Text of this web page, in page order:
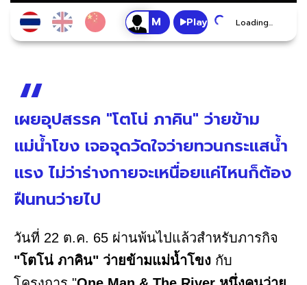
Play Loading...
เผยอุปสรรค "โตโน่ ภาคิน" ว่ายข้าม
แม่น้ำโขง เจอจุดวัดใจว่ายทวนกระแสน้ำ
แรง ไม่ว่าร่างกายจะเหนื่อยแค่ไหนก็ต้อง
ฝืนทนว่ายไป
วันที่ 22 ต.ค. 65 ผ่านพ้นไปแล้วสำหรับภารกิจ
"โตโน่ ภาคิน" ว่ายข้ามแม่น้ำโขง กับ